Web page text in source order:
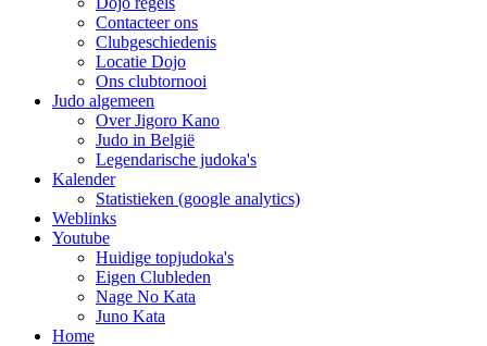
Contacteer ons
Clubgeschiedenis
Locatie Dojo
Ons clubtornooi
Judo algemeen
Over Jigoro Kano
Judo in België
Legendarische judoka's
Kalender
Statistieken (google analytics)
Weblinks
Youtube
Huidige topjudoka's
Eigen Clubleden
Nage No Kata
Juno Kata
Home